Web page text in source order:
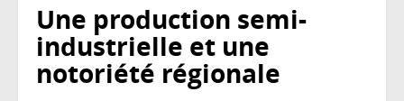
Une production semi-
industrielle et une
notoriété régionale